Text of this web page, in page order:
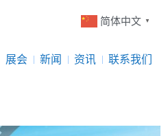
简体中文 ▼
展会 新闻 资讯 联系我们